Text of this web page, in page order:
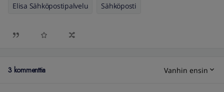
Elisa Sähköpostipalvelu Sähköposti
3 kommenttia Vanhin ensin